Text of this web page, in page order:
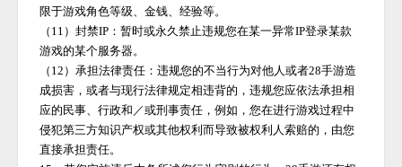
限于游戏角色等级、金钱、经验等。
（ 11）封禁IP：暂时或永久禁止违规您在某一异常IP登录某款
游戏的某个服务器。
（ 12）承担法律责任：违规您的不当行为对他人或者28手游造
成损害，或者与现行法律规定相违背的，违规您应依法承担相
应的民事、行政和／或刑事责任，例如，您在进行游戏过程中
侵犯第三方知识产权或其他权利而导致被权利人索赔的，由您
直接承担责任。